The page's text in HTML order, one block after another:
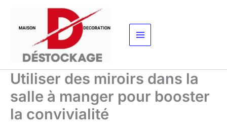
contenu
Utiliser des miroirs dans la
salle à manger pour booster
la convivialité